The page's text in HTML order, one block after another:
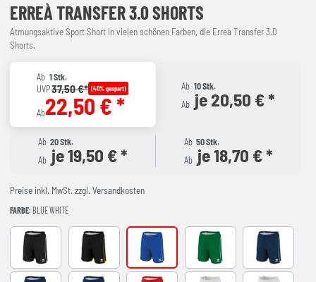
ERREÀ TRANSFER 3.0 SHORTS
Atmungsaktive Sport Short in vielen schönen Farben, die Erreà Transfer 3.0
Shorts.
Ab 1 Stk.
UVP37,50 €* (40% gespart)
Ab22,50 € *
Ab 10 Stk.
Ab je 20,50 € *
Ab 20 Stk.
Ab je 19,50 € *
Ab 50 Stk.
Ab je 18,70 € *
Preise inkl. MwSt. zzgl. Versandkosten
FARBE: BLUE WHITE
Black White Black Yellow Blue White Green White NAVY WHITE